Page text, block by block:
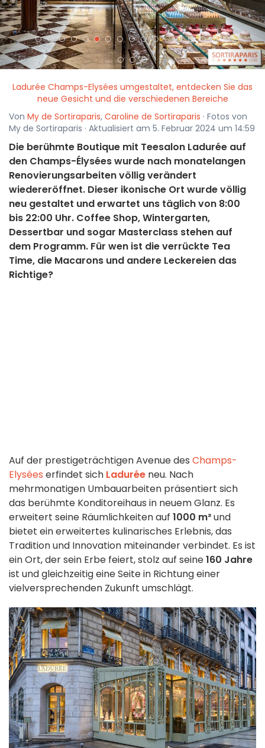
Ladurée Champs-Elysées umgestaltet, entdecken Sie das
neue Gesicht und die verschiedenen Bereiche
Von My de Sortiraparis, Caroline de Sortiraparis · Fotos von
My de Sortiraparis · Aktualisiert am 5. Februar 2024 um 14:59
Die berühmte Boutique mit Teesalon Ladurée auf
den Champs-Élysées wurde nach monatelangen
Renovierungsarbeiten völlig verändert
wiedereröffnet. Dieser ikonische Ort wurde völlig
neu gestaltet und erwartet uns täglich von 8:00
bis 22:00 Uhr. Coffee Shop, Wintergarten,
Dessertbar und sogar Masterclass stehen auf
dem Programm. Für wen ist die verrückte Tea
Time, die Macarons und andere Leckereien das
Richtige?
Auf der prestigeträchtigen Avenue des Champs-
Elysées erfindet sich Ladurée neu. Nach
mehrmonatigen Umbauarbeiten präsentiert sich
das berühmte Konditoreihaus in neuem Glanz. Es
erweitert seine Räumlichkeiten auf 1000 m²und
bietet ein erweitertes kulinarisches Erlebnis, das
Tradition und Innovation miteinander verbindet. Es ist
ein Ort, der sein Erbe feiert, stolz auf seine160 Jahre
ist und gleichzeitig eine Seite in Richtung einer
vielversprechenden Zukunft umschlägt.